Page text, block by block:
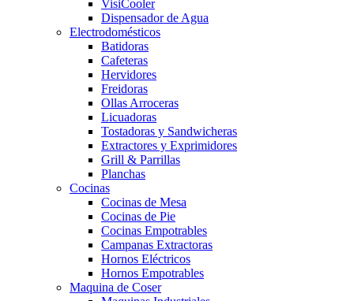
VisiCooler
Dispensador de Agua
Electrodomésticos
Batidoras
Cafeteras
Hervidores
Freidoras
Ollas Arroceras
Licuadoras
Tostadoras y Sandwicheras
Extractores y Exprimidores
Grill & Parrillas
Planchas
Cocinas
Cocinas de Mesa
Cocinas de Pie
Cocinas Empotrables
Campanas Extractoras
Hornos Eléctricos
Hornos Empotrables
Maquina de Coser